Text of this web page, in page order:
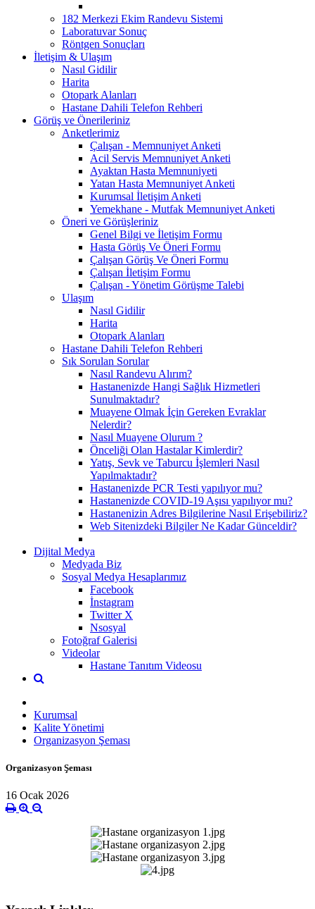
182 Merkezi Ekim Randevu Sistemi
Laboratuvar Sonuç
Röntgen Sonuçları
İletişim & Ulaşım
Nasıl Gidilir
Harita
Otopark Alanları
Hastane Dahili Telefon Rehberi
Görüş ve Önerileriniz
Anketlerimiz
Çalışan - Memnuniyet Anketi
Acil Servis Memnuniyet Anketi
Ayaktan Hasta Memnuniyeti
Yatan Hasta Memnuniyet Anketi
Kurumsal İletişim Anketi
Yemekhane - Mutfak Memnuniyet Anketi
Öneri ve Görüşleriniz
Genel Bilgi ve İletişim Formu
Hasta Görüş Ve Öneri Formu
Çalışan Görüş Ve Öneri Formu
Çalışan İletişim Formu
Çalışan - Yönetim Görüşme Talebi
Ulaşım
Nasıl Gidilir
Harita
Otopark Alanları
Hastane Dahili Telefon Rehberi
Sık Sorulan Sorular
Nasıl Randevu Alırım?
Hastanenizde Hangi Sağlık Hizmetleri
Sunulmaktadır?
Muayene Olmak İçin Gereken Evraklar
Nelerdir?
Nasıl Muayene Olurum ?
Önceliği Olan Hastalar Kimlerdir?
Yatış, Sevk ve Taburcu İşlemleri Nasıl
Yapılmaktadır?
Hastanenizde PCR Testi yapılıyor mu?
Hastanenizde COVID-19 Aşısı yapılıyor mu?
Hastanenizin Adres Bilgilerine Nasıl Erişebiliriz?
Web Sitenizdeki Bilgiler Ne Kadar Günceldir?
Dijital Medya
Medyada Biz
Sosyal Medya Hesaplarımız
Facebook
İnstagram
Twitter X
Nsosyal
Fotoğraf Galerisi
Videolar
Hastane Tanıtım Videosu
Kurumsal
Kalite Yönetimi
Organizasyon Şeması
Organizasyon Şeması
16 Ocak 2026